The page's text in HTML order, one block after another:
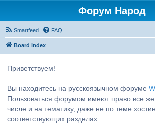
Форум Народ
Smartfeed FAQ
Board index
Приветствуем!
Вы находитесь на русскоязычном форуме
Пользоваться форумом имеют право все
числе и на тематику, даже не по теме
соответствующих разделах.